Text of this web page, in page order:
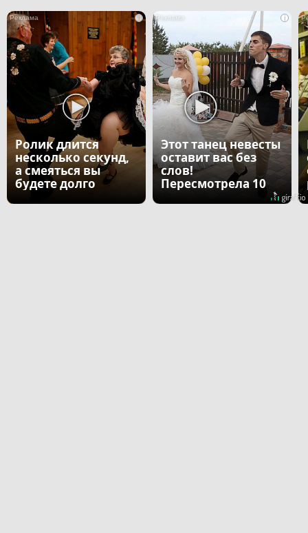
i
Ролик длится
несколько секунд,
а смеяться вы
будете долго
i
Этот танец невесты
оставит вас без
слов!
Пересмотрела 10